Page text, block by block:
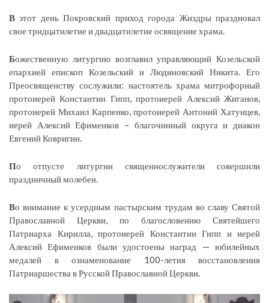
В этот день Покровский приход города Жиздры праздновал
свое тридцатилетие и двадцатилетие освящение храма.
Божественную литургию возглавил управляющий Козельской
епархией епископ Козельский и Людиновский Никита. Его
Преосвященству сослужили: настоятель храма митрофорный
протоиерей Константин Гипп, протоиерей Алексий Жиганов,
протоиерей Михаил Карпенко, протоиерей Антоний Хатунцев,
иерей Алексий Ефименков – благочинный округа и диакон
Евгений Ковригин.
По отпусте литургии священнослужители совершили
праздничный молебен.
Во внимание к усердным пастырским трудам во славу Святой
Православной Церкви, по благословению Святейшего
Патриарха Кирилла, протоиерей Константин Гипп и иерей
Алексий Ефименков были удостоены наград — юбилейных
медалей в ознаменование 100-летия восстановления
Патриаршества в Русской Православной Церкви.